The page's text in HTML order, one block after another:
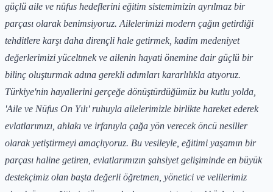
güçlü aile ve nüfus hedeflerini eğitim sistemimizin ayrılmaz bir
parçası olarak benimsiyoruz. Ailelerimizi modern çağın getirdiği
tehditlere karşı daha dirençli hale getirmek, kadim medeniyet
değerlerimizi yüceltmek ve ailenin hayati önemine dair güçlü bir
bilinç oluşturmak adına gerekli adımları kararlılıkla atıyoruz.
Türkiye'nin hayallerini gerçeğe dönüştürdüğümüz bu kutlu yolda,
'Aile ve Nüfus On Yılı' ruhuyla ailelerimizle birlikte hareket ederek
evlatlarımızı, ahlakı ve irfanıyla çağa yön verecek öncü nesiller
olarak yetiştirmeyi amaçlıyoruz. Bu vesileyle, eğitimi yaşamın bir
parçası haline getiren, evlatlarımızın şahsiyet gelişiminde en büyük
destekçimiz olan başta değerli öğretmen, yönetici ve velilerimiz